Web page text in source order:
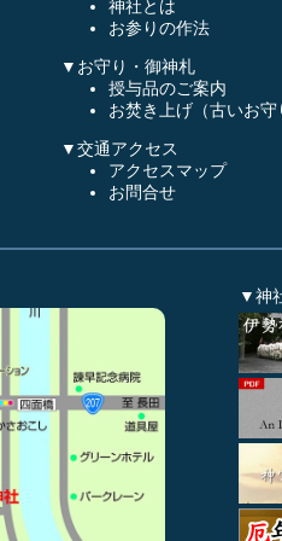
神社とは
お参りの作法
▼お守り・御神札
授与品のご案内
お焚き上げ（古いお守
▼交通アクセス
アクセスマップ
お問合せ
▼神